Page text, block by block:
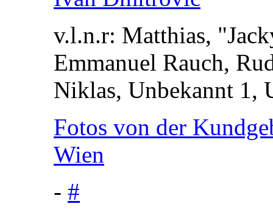
v.l.n.r: Matthias,
Emmanuel Rauch,
Niklas, Unbekannt 1,
Fotos von der
Wien
- #